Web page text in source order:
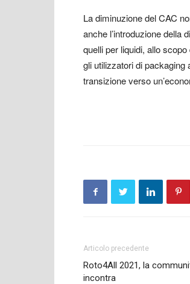
La diminuzione del CAC
anche l’introduzione della
quelli per liquidi, allo
gli utilizzatori di packaging
transizione verso
Articolo precedente
Roto4All 2021, la
incontra